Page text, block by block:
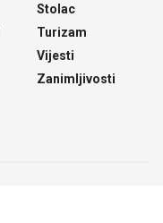
Stolac
Turizam
Vijesti
Zanimljivosti